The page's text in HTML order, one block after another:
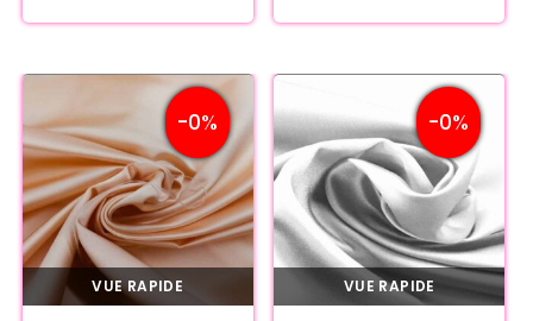
-0%
VUE RAPIDE
-0%
VUE RAPIDE